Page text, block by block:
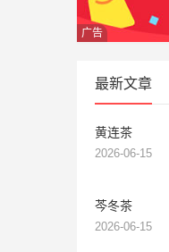
广告
最新文章
黄连茶
2026-06-15
芩冬茶
2026-06-15